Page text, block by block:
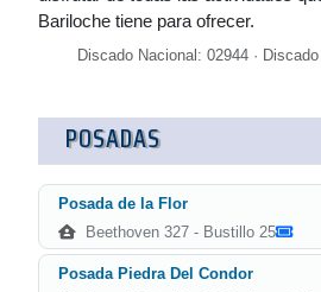
Bariloche tiene para ofrecer.
Discado Nacional: 02944 ·
POSADAS
Posada de la Flor
Beethoven 327 - Bustillo 25
Posada Piedra Del Condor